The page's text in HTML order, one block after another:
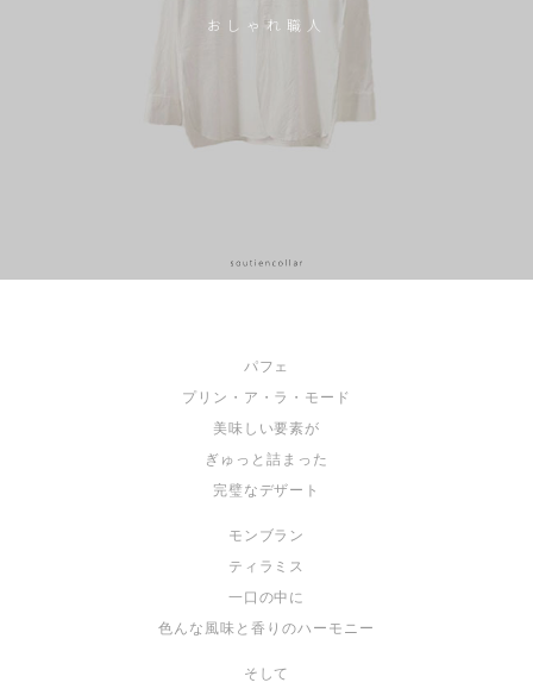
おしゃれ職人
パフェ
プリン・ア・ラ・モード
美味しい要素が
ぎゅっと詰まった
完璧なデザート
モンブラン
ティラミス
一口の中に
色んな風味と香りのハーモニー
そして